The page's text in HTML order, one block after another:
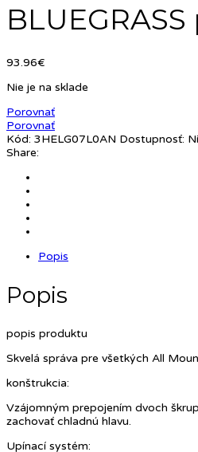
93.96€
Nie je na sklade
Porovnať
Porovnať
Kód: 3HELG07L0AN Dostupnosť:
Share:
Popis
Popis
popis produktu
Skvelá správa pre všetkých All
konštrukcia:
Vzájomným prepojením dvoch
zachovať chladnú hlavu.
Upínací systém: